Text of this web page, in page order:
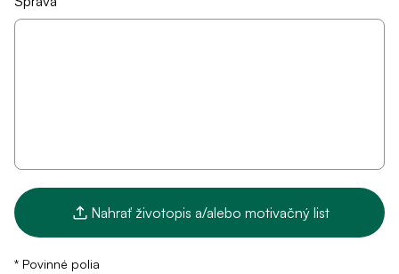
Nahrať životopis a/alebo motivačný list
* Povinné polia